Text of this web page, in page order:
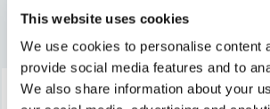
This website uses cookies
We use cookies to personalise content
provide social media features and to
We also share information about your
emailMejladress
Ja, ni får publicera min fråga
Andra produkter i kategorin
-18% -25%